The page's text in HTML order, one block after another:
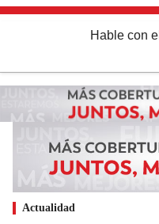
Hable con el
Actualidad